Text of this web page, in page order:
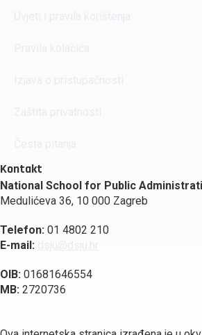
Kontakt
National School for Public
Medulićeva 36, 10 000 Zagreb
Telefon: 01 4802 210
E-mail:
OIB: 01681646554
MB: 2720736